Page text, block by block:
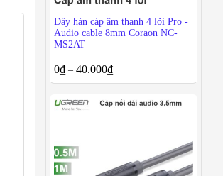
Dây hàn cáp âm thanh 4 lõi Pro -
Audio cable 8mm Coraon NC-
MS2AT
0₫ –40.000₫